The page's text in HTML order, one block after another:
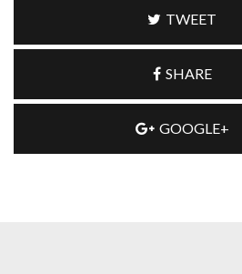
TWEET
SHARE
GOOGLE+